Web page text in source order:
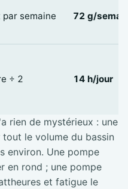
par semaine 72 g/
÷ 2 14 h/jour
rien de mystérieux : une
le volume du bassin
environ. Une pompe
en rond ; une pompe
et fatigue le